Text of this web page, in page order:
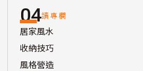
04讀專欄
居家風水
收納技巧
風格營造